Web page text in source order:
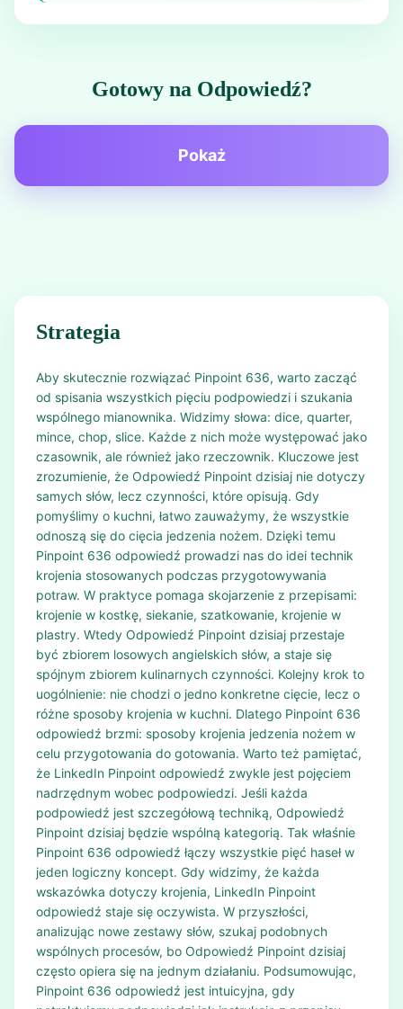
Gotowy na Odpowiedź?
Pokaż
Strategia
Aby skutecznie rozwiązać Pinpoint 636, warto zacząć
od spisania wszystkich pięciu podpowiedzi i szukania
wspólnego mianownika. Widzimy słowa: dice, quarter,
mince, chop, slice. Każde z nich może występować jako
czasownik, ale również jako rzeczownik. Kluczowe jest
zrozumienie, że Odpowiedź Pinpoint dzisiaj nie dotyczy
samych słów, lecz czynności, które opisują. Gdy
pomyślimy o kuchni, łatwo zauważymy, że wszystkie
odnoszą się do cięcia jedzenia nożem. Dzięki temu
Pinpoint 636 odpowiedź prowadzi nas do idei technik
krojenia stosowanych podczas przygotowywania
potraw. W praktyce pomaga skojarzenie z przepisami:
krojenie w kostkę, siekanie, szatkowanie, krojenie w
plastry. Wtedy Odpowiedź Pinpoint dzisiaj przestaje
być zbiorem losowych angielskich słów, a staje się
spójnym zbiorem kulinarnych czynności. Kolejny krok to
uogólnienie: nie chodzi o jedno konkretne cięcie, lecz o
różne sposoby krojenia w kuchni. Dlatego Pinpoint 636
odpowiedź brzmi: sposoby krojenia jedzenia nożem w
celu przygotowania do gotowania. Warto też pamiętać,
że LinkedIn Pinpoint odpowiedź zwykle jest pojęciem
nadrzędnym wobec podpowiedzi. Jeśli każda
podpowiedź jest szczegółową techniką, Odpowiedź
Pinpoint dzisiaj będzie wspólną kategorią. Tak właśnie
Pinpoint 636 odpowiedź łączy wszystkie pięć haseł w
jeden logiczny koncept. Gdy widzimy, że każda
wskazówka dotyczy krojenia, LinkedIn Pinpoint
odpowiedź staje się oczywista. W przyszłości,
analizując nowe zestawy słów, szukaj podobnych
wspólnych procesów, bo Odpowiedź Pinpoint dzisiaj
często opiera się na jednym działaniu. Podsumowując,
Pinpoint 636 odpowiedź jest intuicyjna, gdy